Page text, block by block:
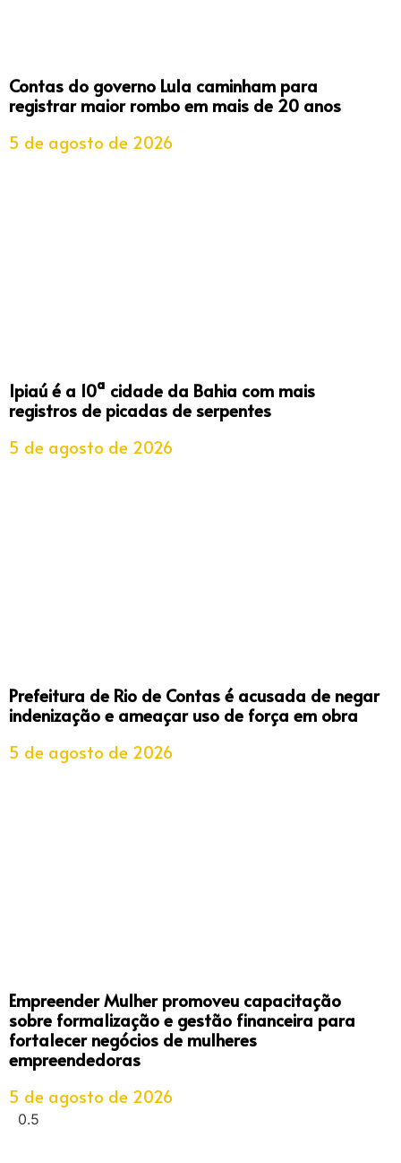
Contas do governo Lula caminham para
registrar maior rombo em mais de 20 anos
5 de agosto de 2026
Ipiaú é a 10ª cidade da Bahia com mais
registros de picadas de serpentes
5 de agosto de 2026
Prefeitura de Rio de Contas é acusada de negar
indenização e ameaçar uso de força em obra
5 de agosto de 2026
Empreender Mulher promoveu capacitação
sobre formalização e gestão financeira para
fortalecer negócios de mulheres
empreendedoras
5 de agosto de 2026